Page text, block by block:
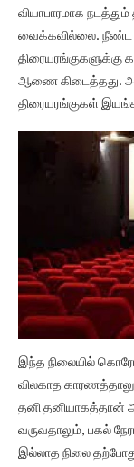
வியாபாரமாக
வைக்கவில்லை. நீண்ட
திரையரங்குகளுக்கு
ஆணை கிடைத்தது.
திரையரங்குகள்
இந்த நிலையில்
விலகாத
தனி தனியாகத்தான்
வருவதாலும், பகல்
இல்லாத நிலை தற்போது